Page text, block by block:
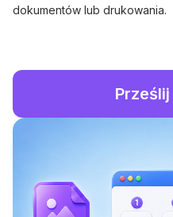
dokumentów lub drukowania.
Prześlij